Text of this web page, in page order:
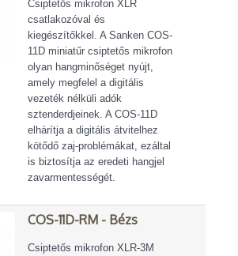
Csiptetős mikrofon XLR
csatlakozóval és
kiegészítőkkel. A Sanken COS-
11D miniatűr csiptetős mikrofon
olyan hangminőséget nyújt,
amely megfelel a digitális
vezeték nélküli adók
sztenderdjeinek. A COS-11D
elhárítja a digitális átvitelhez
kötődő zaj-problémákat, ezáltal
is biztosítja az eredeti hangjel
zavarmentességét.
COS-11D-RM - Bézs
Csiptetős mikrofon XLR-3M